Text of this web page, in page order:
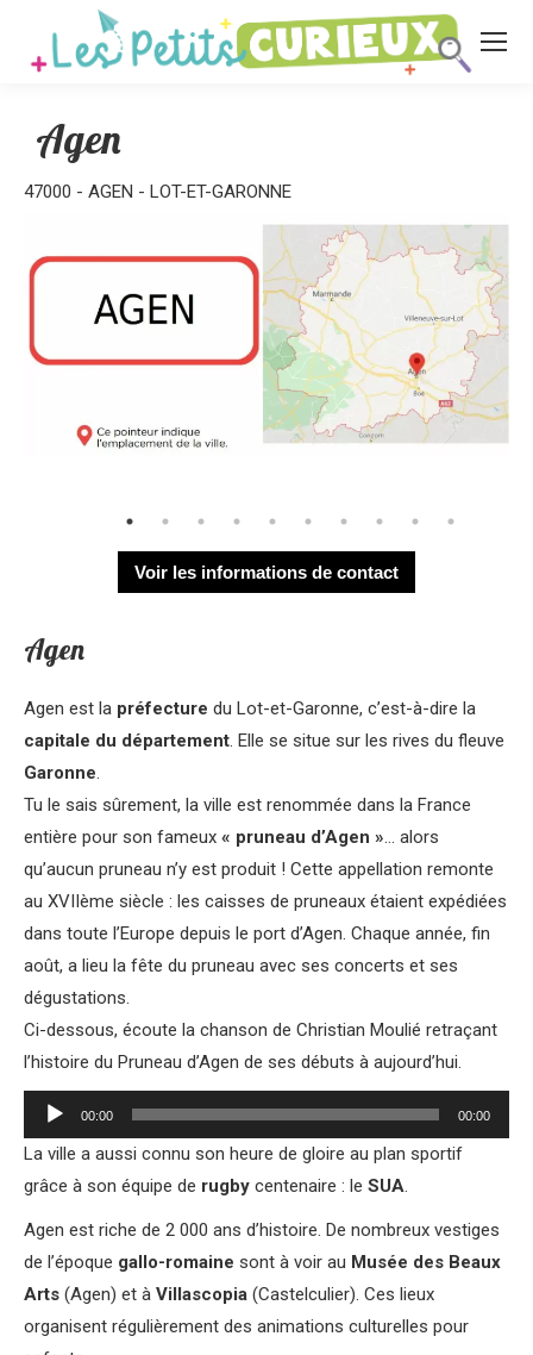
Agen
47000 - AGEN - LOT-ET-GARONNE
Voir les informations de contact
Agen
Agen est la préfecture du Lot-et-Garonne, c’est-à-dire la
capitale du département. Elle se situe sur les rives du fleuve
Garonne.
Tu le sais sûrement, la ville est renommée dans la France
entière pour son fameux « pruneau d’Agen »… alors
qu’aucun pruneau n’y est produit ! Cette appellation remonte
au XVIIème siècle : les caisses de pruneaux étaient expédiées
dans toute l’Europe depuis le port d’Agen. Chaque année, fin
août, a lieu la fête du pruneau avec ses concerts et ses
dégustations.
Ci-dessous, écoute la chanson de Christian Moulié retraçant
l’histoire du Pruneau d’Agen de ses débuts à aujourd’hui.
Lecteur
audio
00:00 00:00
La ville a aussi connu son heure de gloire au plan sportif
grâce à son équipe de rugby centenaire : le SUA.
Agen est riche de 2 000 ans d’histoire. De nombreux vestiges
de l’époque gallo-romaine sont à voir au Musée des Beaux
Arts (Agen) et à Villascopia (Castelculier). Ces lieux
organisent régulièrement des animations culturelles pour